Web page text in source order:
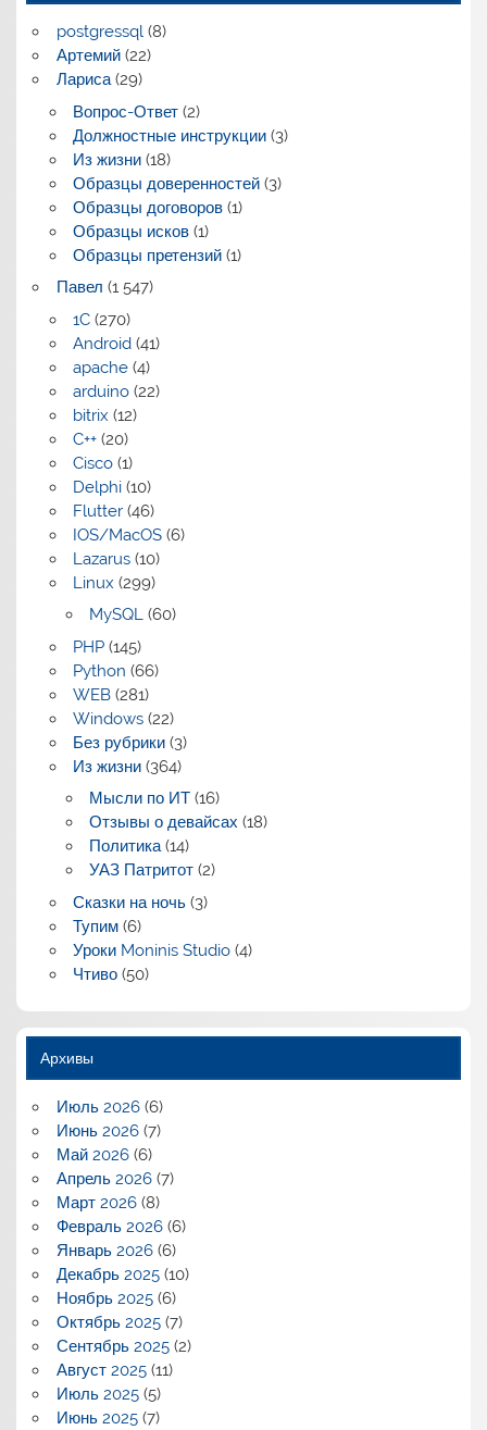
postgressql(8)
Артемий(22)
Лариса(29)
Вопрос-Ответ(2)
Должностные инструкции(3)
Из жизни(18)
Образцы доверенностей(3)
Образцы договоров(1)
Образцы исков(1)
Образцы претензий(1)
Павел (1 547)
1C(270)
Android(41)
apache(4)
arduino(22)
bitrix (12)
C++(20)
Cisco(1)
Delphi(10)
Flutter(46)
IOS/MacOS(6)
Lazarus(10)
Linux (299)
MySQL(60)
PHP(145)
Python (66)
WEB(281)
Windows(22)
Без рубрики(3)
Из жизни(364)
Мысли по ИТ(16)
Отзывы о девайсах (18)
Политика(14)
УАЗ Патритот(2)
Сказки на ночь(3)
Тупим(6)
Уроки Moninis Studio(4)
Чтиво(50)
Архивы
Июль 2026(6)
Июнь 2026(7)
Май 2026(6)
Апрель 2026(7)
Март 2026(8)
Февраль 2026(6)
Январь 2026(6)
Декабрь 2025(10)
Ноябрь 2025(6)
Октябрь 2025(7)
Сентябрь 2025(2)
Август 2025(11)
Июль 2025(5)
Июнь 2025(7)